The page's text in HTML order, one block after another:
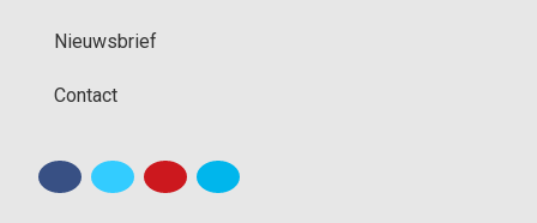
Nieuwsbrief
Contact